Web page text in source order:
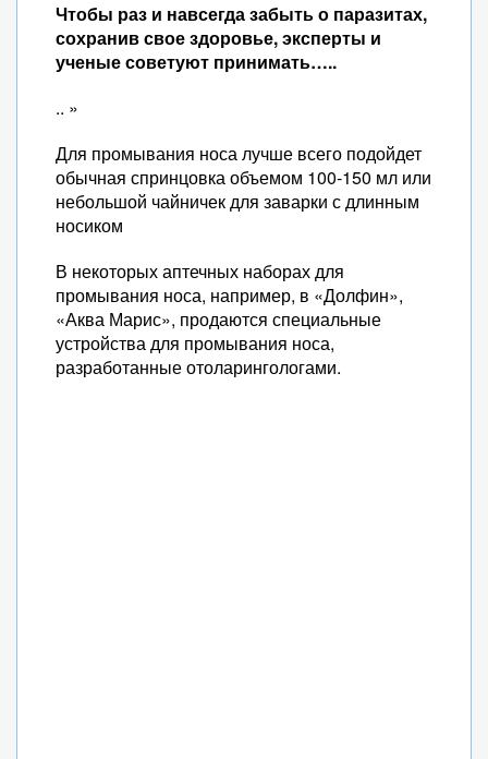
Чтобы раз и навсегда забыть о паразитах,
сохранив свое здоровье, эксперты и
ученые советуют принимать…..
.. »
Для промывания носа лучше всего подойдет
обычная спринцовка объемом 100-150 мл или
небольшой чайничек для заварки с длинным
носиком
В некоторых аптечных наборах для
промывания носа, например, в «Долфин»,
«Аква Марис», продаются специальные
устройства для промывания носа,
разработанные отоларингологами.